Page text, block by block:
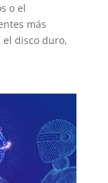
o el
más
disco duro,